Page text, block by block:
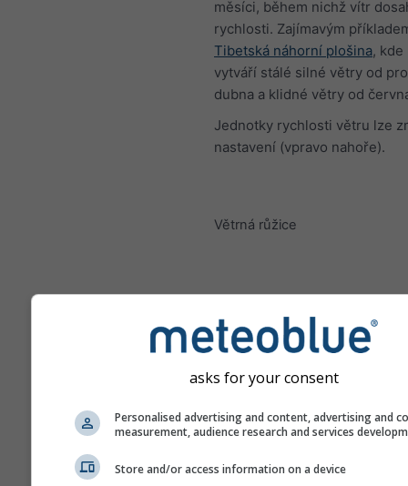
měsíci, během nichž vítr
rychlosti. Zajímavým
Tibetská náhorní plošina,
vytváří stálé silné větry od
dubna a klidné větry od
Jednotky rychlosti větru lze
nastavení (vpravo nahoře).
Větrná růžice
asks for your consent
Personalised advertising and content, advertising and
measurement, audience research and services
Store and/or access information on a device